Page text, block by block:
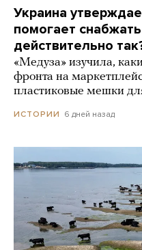
Украина
помогает
действительно
«Медуза» изучила,
фронта на
пластиковые мешки
ИСТОРИИ 6 дней назад